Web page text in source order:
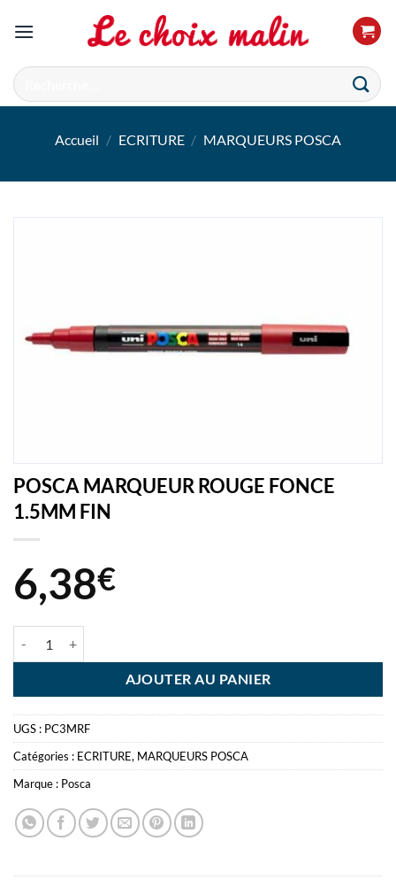
Recherche
pour :
Accueil / ECRITURE / MARQUEURS POSCA
POSCA MARQUEUR ROUGE FONCE
1.5MM FIN
6,38€
AJOUTER AU PANIER
UGS : PC3MRF
Catégories : ECRITURE, MARQUEURS POSCA
Marque : Posca